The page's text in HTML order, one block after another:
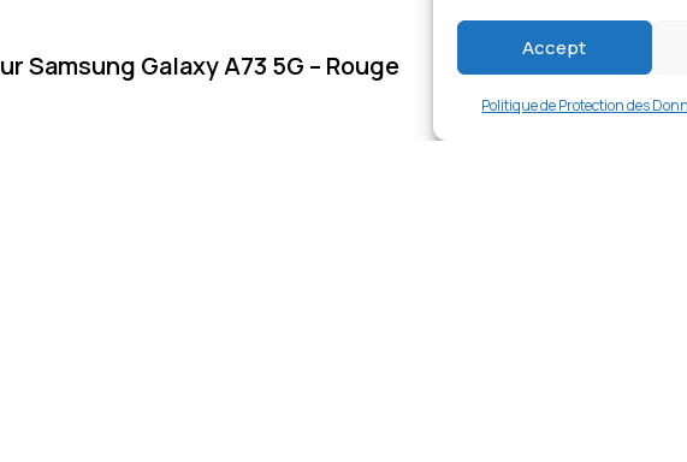
Accept
Politique de Protection des
Galaxy A73 5G – Rouge